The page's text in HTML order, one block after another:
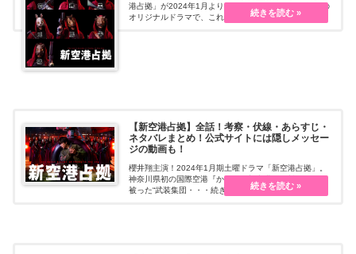
港占拠」が2024年1月より放送しています！ 原作無しの
オリジナルドラマで、これからの展開が期待される作品
【新空港占拠】全話！考察・伏線・あらすじ・
ネタバレまとめ！公式サイトには隠しメッセー
ジの動画も！
櫻井翔主演！2024年1月期土曜ドラマ「新空港占拠」。
神奈川県初の国際空港『かながわ新空港』を獣のお面を
被った“武装集団・・・続きを読む